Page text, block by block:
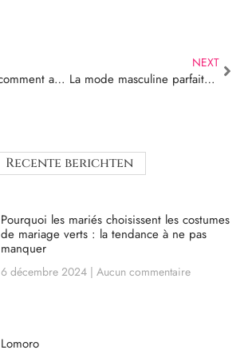
Maîtrisez l’art : comment accessories for smoking for formal events
NEXT
La mode masculine parfaite pour votre mariage | Styles et conseils pour les costumes de marié et de mariage modernes
Recente berichten
Pourquoi les mariés choisissent les costumes
de mariage verts : la tendance à ne pas
manquer
6 décembre 2024 Aucun commentaire
Lomoro